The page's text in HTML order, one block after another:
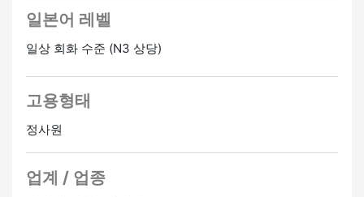
그리고 우리는 유리한 대우로 당신을 환영합니다!
이 두 가지를 모두 갖춘 우리 회사에서 여러분만의 독특한
경력을 쌓는 것은 어떨까요?
도 참여하게 됩니다.
[주요 사업 내용]
□ 입주 날짜 조정
□ 계약금 청구서 작성 및 안내
□ 입주심사 및 계약 절차 처리
□ 외국인 손님을 위한 고객 서비스 및 룸 프리뷰 지원
□ 관리 회사 방문, 열쇠 수령 등
일본어 레벨
일상 회화 수준 (N3 상당)
고용형태
정사원
업계 / 업종